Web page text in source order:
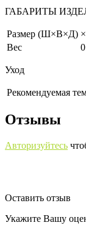
ГАБАРИТЫ
Размер (Ш×В×Д)
Вес
Уход
Рекомендуемая
Отзывы
Авторизуйтесь
Оставить отзыв
Укажите Вашу